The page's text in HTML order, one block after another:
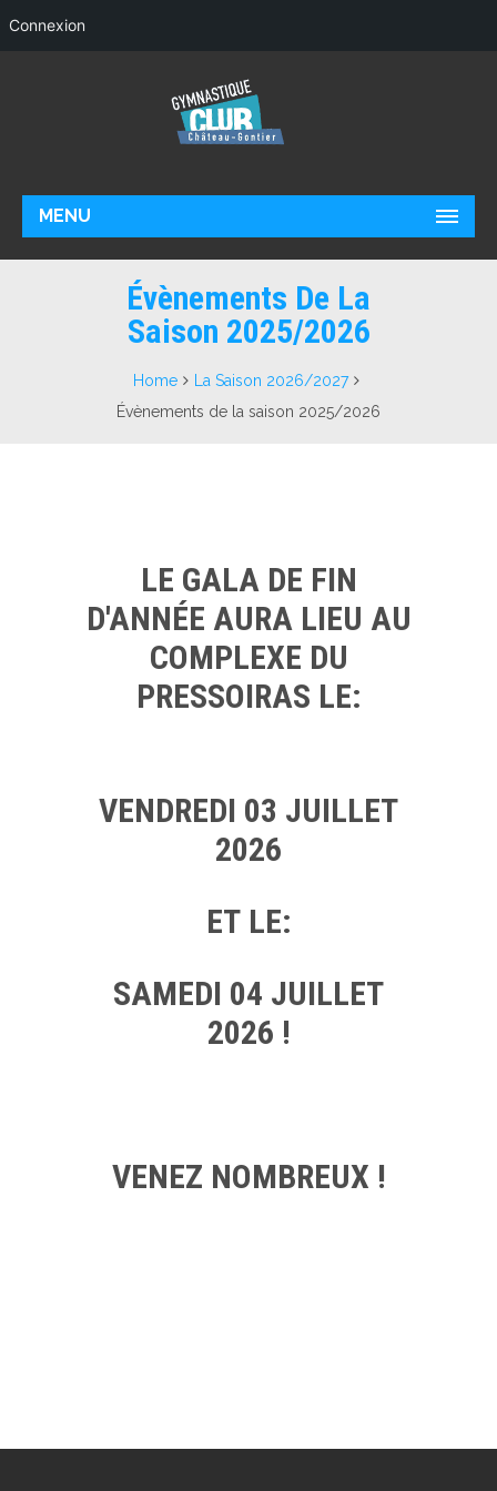
MENU
Évènements De La
Saison 2025/2026
Home
La Saison 2026/2027
Évènements de la saison 2025/2026
LE GALA DE FIN
D'ANNÉE AURA LIEU AU
COMPLEXE DU
PRESSOIRAS LE:
VENDREDI 03 JUILLET
2026
ET LE:
SAMEDI 04 JUILLET
2026 !
VENEZ NOMBREUX !
Connexion